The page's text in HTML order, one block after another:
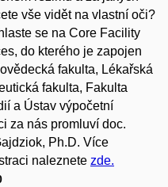
vše vidět na vlastní oči?
se na Core Facility
do kterého je zapojen
fakulta, Lékařská
fakulta, Fakulta
a Ústav výpočetní
za nás promluví doc.
Ph.D. Více
naleznete zde.